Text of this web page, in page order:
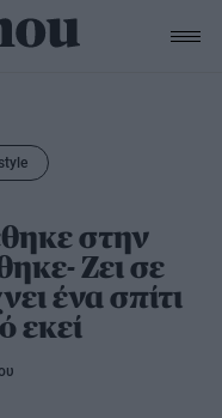
στην
Ζει σε
ένα σπίτι
εκεί